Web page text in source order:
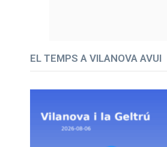
EL TEMPS A VILANOVA AVUI